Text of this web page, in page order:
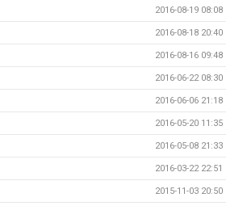
2016-08-19 08:08
2016-08-18 20:40
2016-08-16 09:48
2016-06-22 08:30
2016-06-06 21:18
2016-05-20 11:35
2016-05-08 21:33
2016-03-22 22:51
2015-11-03 20:50